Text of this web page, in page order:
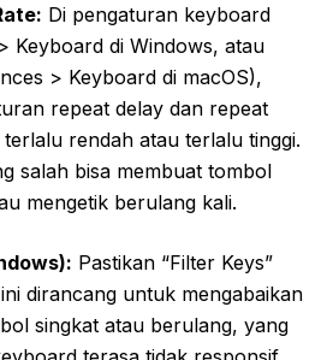
Di pengaturan keyboard
Keyboard di Windows, atau
> Keyboard di macOS),
repeat delay dan repeat
rendah atau terlalu tinggi.
salah bisa membuat tombol
mengetik berulang kali.
Pastikan “Filter Keys”
dirancang untuk mengabaikan
singkat atau berulang, yang